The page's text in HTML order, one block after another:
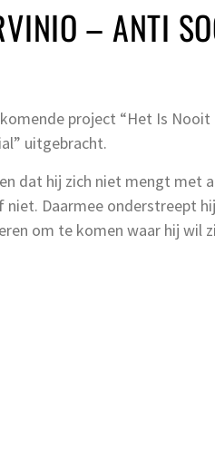
– ANTI
project “Het Is
uitgebracht.
dat hij zich niet mengt met
niet. Daarmee onderstreept
om te komen waar hij wil